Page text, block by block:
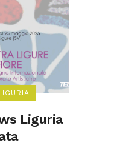
Liguria